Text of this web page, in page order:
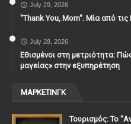
July 29, 2026
"Thank You, Mοm". Μία από τις
July 28, 2026
Εθισμένοι στη μετριότητα:
μαγείας» στην εξυπηρέτηση
ΜΑΡΚΕΤΙΝΓΚ
Τουρισμός: Το